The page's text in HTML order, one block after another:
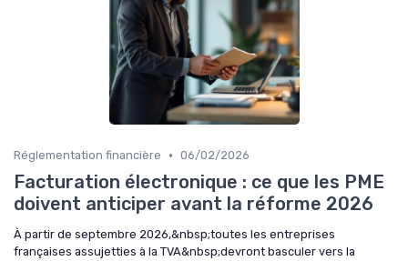
Réglementation financière • 06/02/2026
Facturation électronique : ce que les PME
doivent anticiper avant la réforme 2026
À partir de septembre 2026,&nbsp;toutes les entreprises
françaises assujetties à la TVA&nbsp;devront basculer vers la